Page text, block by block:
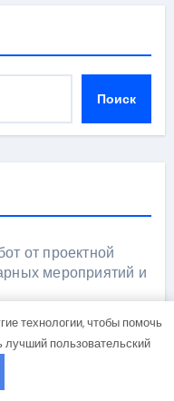
Поиск
от проектной
мероприятий и
сертификации
бра в виде
технологии, чтобы помочь
лучший пользовательский